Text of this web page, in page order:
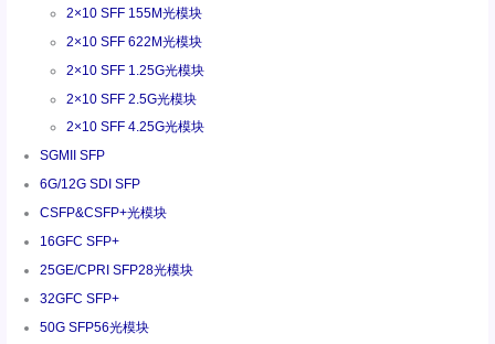
2×10 SFF 155M光模块
2×10 SFF 622M光模块
2×10 SFF 1.25G光模块
2×10 SFF 2.5G光模块
2×10 SFF 4.25G光模块
SGMII SFP
6G/12G SDI SFP
CSFP&CSFP+光模块
16GFC SFP+
25GE/CPRI SFP28光模块
32GFC SFP+
50G SFP56光模块